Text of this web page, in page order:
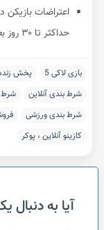
اعتراضات بازیکن
حداکثر تا ۳۰ روز بعد از بازی مربوطه به اپراتور اعلام گردد.
بازی لاکی 5 پخش زنده
شرط بندی آنلاین
شرط
شرط بندی ورزشی
کازینو آنلاین ، پوکر
آیا به